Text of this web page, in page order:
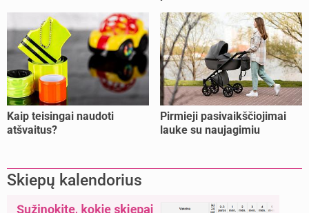
Kaip teisingai naudoti
atšvaitus?
Pirmieji pasivaikščiojimai
lauke su naujagimiu
Skiepų kalendorius